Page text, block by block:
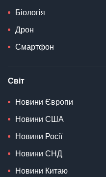
Біологія
Дрон
Смартфон
Світ
Новини Європи
Новини США
Новини Росії
Новини СНД
Новини Китаю